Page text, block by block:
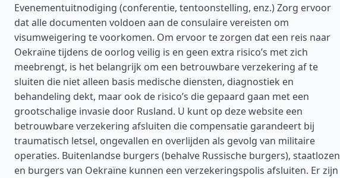
Evenementuitnodiging (conferentie, tentoonstelling, enz.) Zorg ervoor
dat alle documenten voldoen aan de consulaire vereisten om
visumweigering te voorkomen. Om ervoor te zorgen dat een reis naar
Oekraïne tijdens de oorlog veilig is en geen extra risico’s met zich
meebrengt, is het belangrijk om een betrouwbare verzekering af te
sluiten die niet alleen basis medische diensten, diagnostiek en
behandeling dekt, maar ook de risico’s die gepaard gaan met een
grootschalige invasie door Rusland. U kunt op deze website een
betrouwbare verzekering afsluiten die compensatie garandeert bij
traumatisch letsel, ongevallen en overlijden als gevolg van militaire
operaties. Buitenlandse burgers (behalve Russische burgers), staatlozen
en burgers van Oekraïne kunnen een verzekeringspolis afsluiten. Er zijn